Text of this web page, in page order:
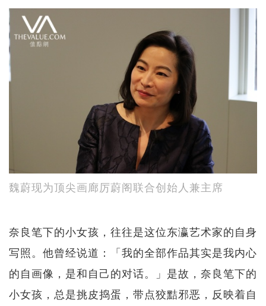
魏蔚现为顶尖画廊厉蔚阁联合创始人兼主席
奈良笔下的小女孩，往往是这位东瀛艺术家的自身
写照。他曾经说道：「我的全部作品其实是我内心
的自画像，是和自己的对话。」是故，奈良笔下的
小女孩，总是挑皮捣蛋，带点狡黠邪恶，反映着自